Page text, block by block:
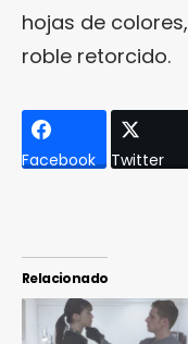
hojas de
roble retorcido.
Facebook Twitter
Relacionado